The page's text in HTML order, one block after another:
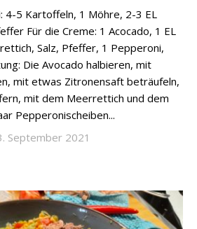
4-5 Kartoffeln, 1 Möhre, 2-3 EL
Für die Creme: 1 Acocado, 1 EL
Salz, Pfeffer, 1 Pepperoni,
Die Avocado halbieren, mit
mit etwas Zitronensaft beträufeln,
mit dem Meerrettich und dem
Pepperonischeiben...
September 2021